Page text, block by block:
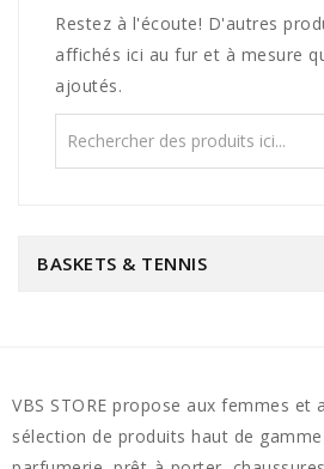
Restez à l'écoute! D'autres
affichés ici au fur et à mesure
ajoutés.
BASKETS & TENNIS
VBS STORE propose aux femmes et
sélection de produits haut de